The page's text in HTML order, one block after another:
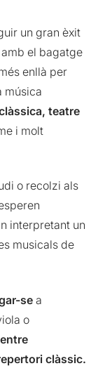
un gran èxit
amb el bagatge
enllà per
música
teatre
i molt
o recolzi als
interpretant un
musicals de
se a
o
clàssic.